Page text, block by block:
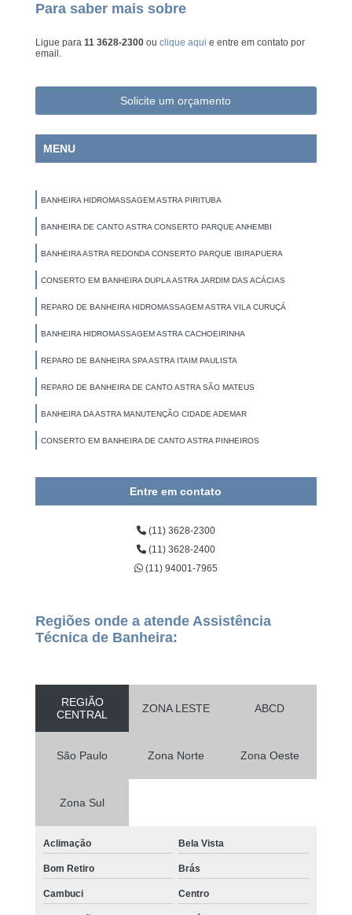
Para saber mais sobre
Ligue para 11 3628-2300ou clique aqui e entre em contato por
email.
Solicite um orçamento
MENU
BANHEIRA HIDROMASSAGEM ASTRA PIRITUBA
BANHEIRA DE CANTO ASTRA CONSERTO PARQUE ANHEMBI
BANHEIRA ASTRA REDONDA CONSERTO PARQUE IBIRAPUERA
CONSERTO EM BANHEIRA DUPLA ASTRA JARDIM DAS ACÁCIAS
REPARO DE BANHEIRA HIDROMASSAGEM ASTRA VILA CURUÇÁ
BANHEIRA HIDROMASSAGEM ASTRA CACHOEIRINHA
REPARO DE BANHEIRA SPA ASTRA ITAIM PAULISTA
REPARO DE BANHEIRA DE CANTO ASTRA SÃO MATEUS
BANHEIRA DA ASTRA MANUTENÇÃO CIDADE ADEMAR
CONSERTO EM BANHEIRA DE CANTO ASTRA PINHEIROS
Entre em contato
(11) 3628-2300
(11) 3628-2400
(11) 94001-7965
Regiões onde a atende Assistência
Técnica de Banheira:
REGIÃO
CENTRAL
ZONA LESTE ABCD
São Paulo Zona Norte Zona Oeste
Zona Sul
Aclimação Bela Vista
Bom Retiro Brás
Cambuci Centro